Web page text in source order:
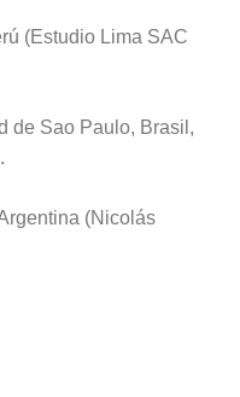
(Estudio Lima SAC
de Sao Paulo, Brasil,
(Nicolás